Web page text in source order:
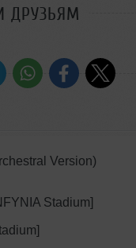
ДРУЗЬЯМ
Version)
Stadium]